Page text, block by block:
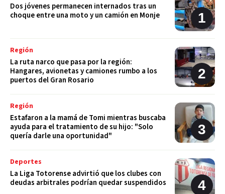
Dos jóvenes permanecen internados tras un
choque entre una moto y un camión en Monje
Región
La ruta narco que pasa por la región:
Hangares, avionetas y camiones rumbo a los
puertos del Gran Rosario
Región
Estafaron a la mamá de Tomi mientras buscaba
ayuda para el tratamiento de su hijo: "Solo
quería darle una oportunidad"
Deportes
La Liga Totorense advirtió que los clubes con
deudas arbitrales podrían quedar suspendidos